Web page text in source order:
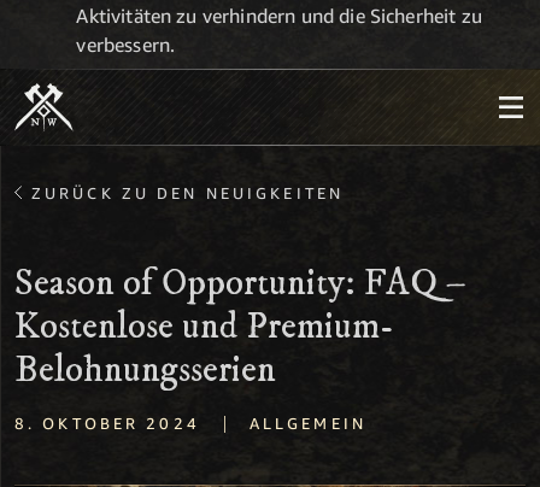
Aktivitäten zu verhindern und die Sicherheit zu
verbessern.
ZURÜCK ZU DEN NEUIGKEITEN
Season of Opportunity: FAQ –
Kostenlose und Premium-
Belohnungsserien
8. OKTOBER 2024 | ALLGEMEIN